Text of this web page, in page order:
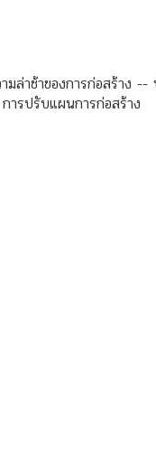
มล่าช้าของการก่อสร้าง
ารปรับแผนการก่อสร้าง